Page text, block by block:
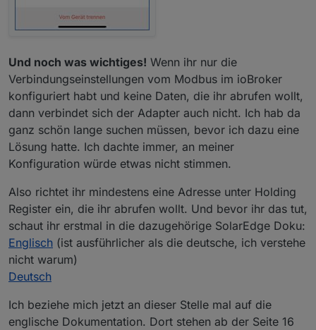
Und noch was wichtiges! Wenn ihr nur die
Verbindungseinstellungen vom Modbus im ioBroker
konfiguriert habt und keine Daten, die ihr abrufen wollt,
dann verbindet sich der Adapter auch nicht. Ich hab da
ganz schön lange suchen müssen, bevor ich dazu eine
Lösung hatte. Ich dachte immer, an meiner
Konfiguration würde etwas nicht stimmen.
Also richtet ihr mindestens eine Adresse unter Holding
Register ein, die ihr abrufen wollt. Und bevor ihr das tut,
schaut ihr erstmal in die dazugehörige SolarEdge Doku:
Englisch (ist ausführlicher als die deutsche, ich verstehe
nicht warum)
Deutsch
Ich beziehe mich jetzt an dieser Stelle mal auf die
englische Dokumentation. Dort stehen ab der Seite 16